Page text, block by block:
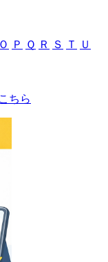
Ｏ Ｐ Ｑ Ｒ Ｓ Ｔ
Ｕ
ちら